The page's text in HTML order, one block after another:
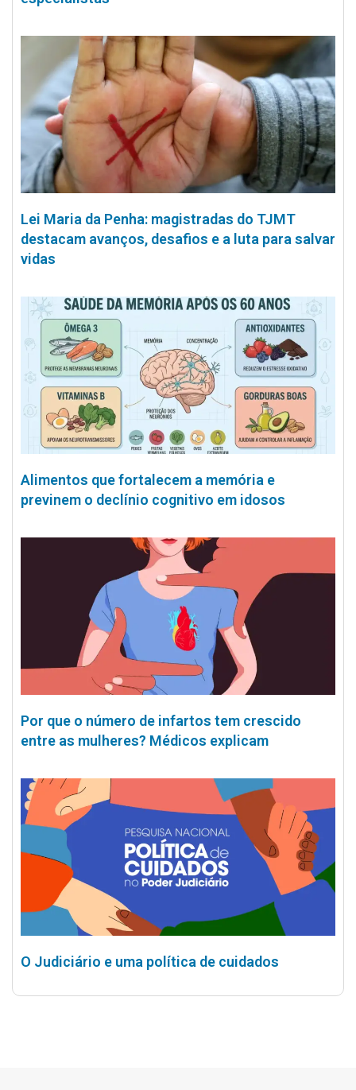
Lei Maria da Penha: magistradas do TJMT
destacam avanços, desafios e a luta para salvar
vidas
Alimentos que fortalecem a memória e
previnem o declínio cognitivo em idosos
Por que o número de infartos tem crescido
entre as mulheres? Médicos explicam
O Judiciário e uma política de cuidados